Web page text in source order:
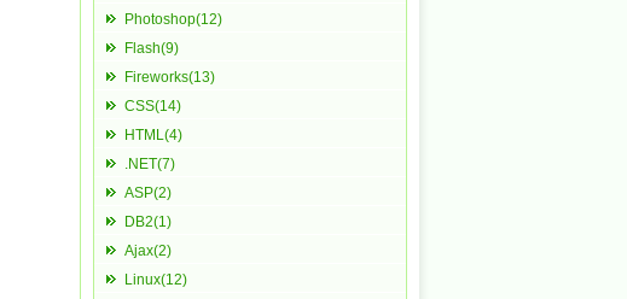
Photoshop(12)
Flash(9)
Fireworks(13)
CSS(14)
HTML(4)
.NET(7)
ASP(2)
DB2(1)
Ajax(2)
Linux(12)